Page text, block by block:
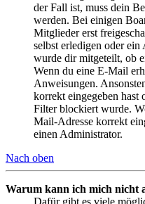
der Fall ist, muss dein
werden. Bei einigen
Mitglieder erst
selbst erledigen oder
wurde dir mitgeteilt, ob
Wenn du eine E-Mail
Anweisungen.
korrekt eingegeben hast
Filter blockiert wurde.
Mail-Adresse korrekt
einen Administrator.
Nach oben
Warum kann ich mich nicht